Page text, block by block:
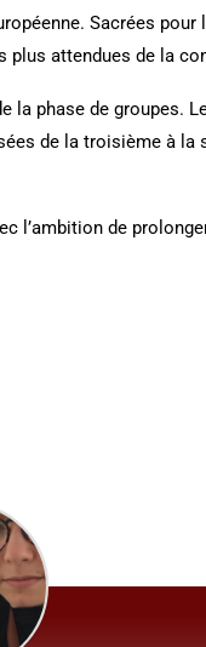
Sacrées
plus attendues de la
la phase de groupes.
de la troisième à la
l’ambition de